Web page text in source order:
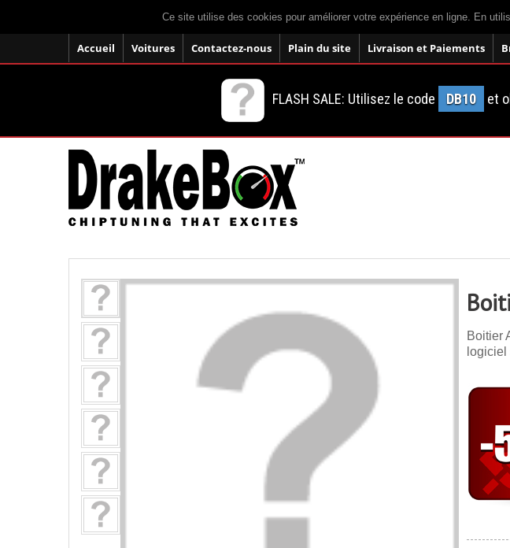
Ce site utilise des cookies pour améliorer votre expérience en ligne. En
Accueil Voitures Contactez-nous Plain du site Livraison et Paiements
FLASH SALE: Utilisez le code DB10 et
Boitier